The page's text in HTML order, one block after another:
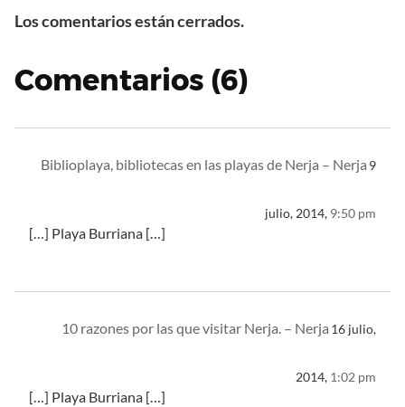
Los comentarios están cerrados.
Comentarios (6)
Biblioplaya, bibliotecas en las playas de Nerja – Nerja 9
julio, 2014, 9:50 pm
[…] Playa Burriana […]
10 razones por las que visitar Nerja. – Nerja 16 julio,
2014, 1:02 pm
[…] Playa Burriana […]